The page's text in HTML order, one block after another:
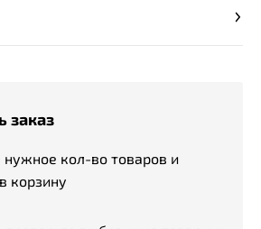
заказ
нужное кол-во товаров и
корзину